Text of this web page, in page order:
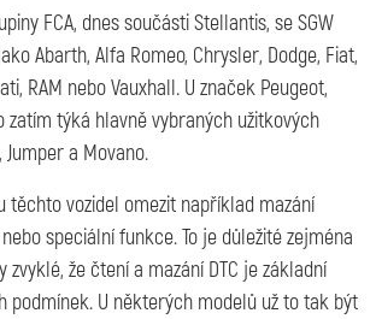
FCA, dnes součásti Stellantis, se SGW
Abarth, Alfa Romeo, Chrysler, Dodge, Fiat,
RAM nebo Vauxhall. U značek Peugeot,
zatím týká hlavně vybraných užitkových
a Movano.
těchto vozidel omezit například mazání
speciální funkce. To je důležité zejména
zvyklé, že čtení a mazání DTC je základní
podmínek. U některých modelů už to tak být